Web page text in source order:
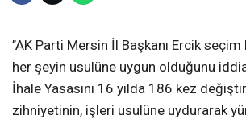
’’AK Parti Mersin İl Başkanı Ercik
her şeyin usulüne uygun olduğunu
İhale Yasasını 16 yılda 186 kez
zihniyetinin, işleri usulüne uydurarak